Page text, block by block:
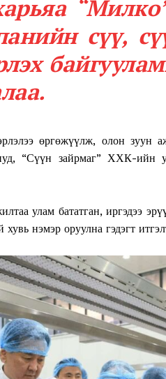
сүү,
өргөжүүлж, олон зуун
“Сүүн зайрмаг” ХХК-ийн
улам бататган, иргэдээ
нэмэр оруулна гэдэгт